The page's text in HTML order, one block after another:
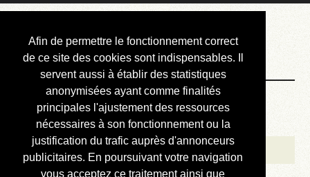
Afin de permettre le fonctionnement correct
de ce site des cookies sont indispensables. Il
servent aussi à établir des statistiques
anonymisées ayant comme finalités
principales l'ajustement des ressources
nécessaires à son fonctionnement ou la
justification du trafic auprès d'annonceurs
publicitaires. En poursuivant votre navigation
vous acceptez ce traitement ainsi que
Courbis, « LE »
Blog Officiel
Bienvenue
Réalisations
Divers (et d’été)